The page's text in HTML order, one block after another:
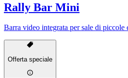
Rally Bar Mini
Barra video integrata per sale di piccole
Offerta speciale